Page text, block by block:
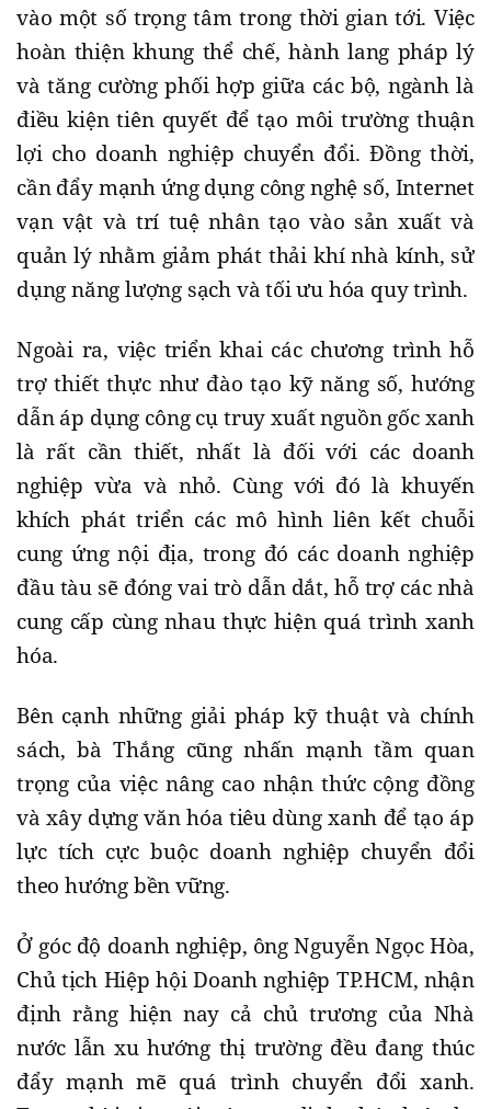
vào một số trọng tâm trong thời gian tới. Việc
hoàn thiện khung thể chế, hành lang pháp lý
và tăng cường phối hợp giữa các bộ, ngành là
điều kiện tiên quyết để tạo môi trường thuận
lợi cho doanh nghiệp chuyển đổi. Đồng thời,
cần đẩy mạnh ứng dụng công nghệ số, Internet
vạn vật và trí tuệ nhân tạo vào sản xuất và
quản lý nhằm giảm phát thải khí nhà kính, sử
dụng năng lượng sạch và tối ưu hóa quy trình.
Ngoài ra, việc triển khai các chương trình hỗ
trợ thiết thực như đào tạo kỹ năng số, hướng
dẫn áp dụng công cụ truy xuất nguồn gốc xanh
là rất cần thiết, nhất là đối với các doanh
nghiệp vừa và nhỏ. Cùng với đó là khuyến
khích phát triển các mô hình liên kết chuỗi
cung ứng nội địa, trong đó các doanh nghiệp
đầu tàu sẽ đóng vai trò dẫn dắt, hỗ trợ các nhà
cung cấp cùng nhau thực hiện quá trình xanh
hóa.
Bên cạnh những giải pháp kỹ thuật và chính
sách, bà Thắng cũng nhấn mạnh tầm quan
trọng của việc nâng cao nhận thức cộng đồng
và xây dựng văn hóa tiêu dùng xanh để tạo áp
lực tích cực buộc doanh nghiệp chuyển đổi
theo hướng bền vững.
Ở góc độ doanh nghiệp, ông Nguyễn Ngọc Hòa,
Chủ tịch Hiệp hội Doanh nghiệp TP.HCM, nhận
định rằng hiện nay cả chủ trương của Nhà
nước lẫn xu hướng thị trường đều đang thúc
đẩy mạnh mẽ quá trình chuyển đổi xanh.